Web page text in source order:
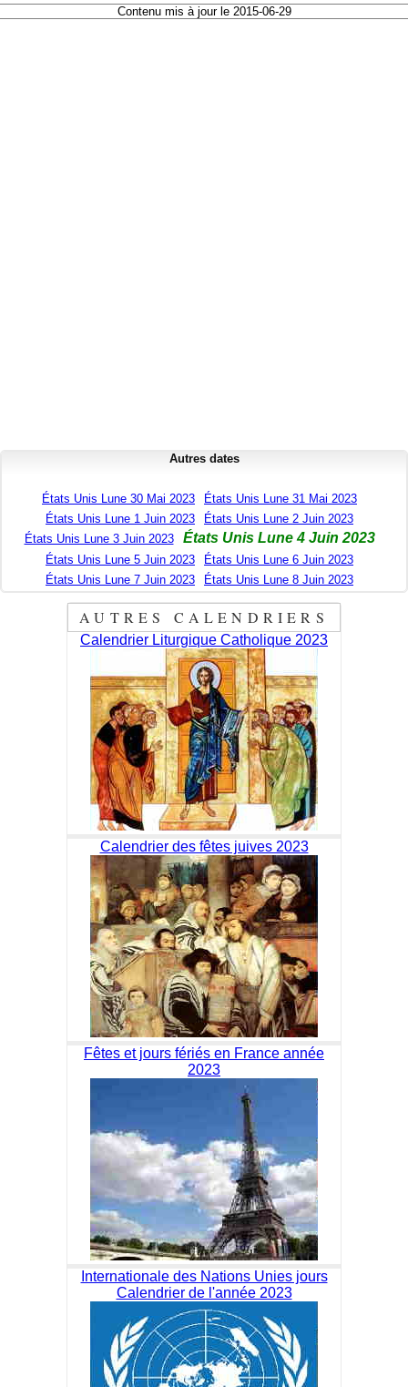
Contenu mis à jour le 2015-06-29
Autres dates
États Unis Lune 30 Mai 2023
États Unis Lune 31 Mai 2023
États Unis Lune 1 Juin 2023
États Unis Lune 2 Juin 2023
États Unis Lune 3 Juin 2023
États Unis Lune 4 Juin 2023
États Unis Lune 5 Juin 2023
États Unis Lune 6 Juin 2023
États Unis Lune 7 Juin 2023
États Unis Lune 8 Juin 2023
AUTRES CALENDRIERS
Calendrier Liturgique Catholique 2023
Calendrier des fêtes juives 2023
Fêtes et jours fériés en France année
2023
Internationale des Nations Unies jours
Calendrier de l'année 2023